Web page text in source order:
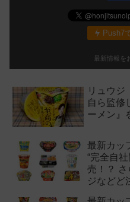
Push7
最新情報を
リュウジ
自ら監修
ーメン
最新カッ
“完全自
売！？
ジなどど